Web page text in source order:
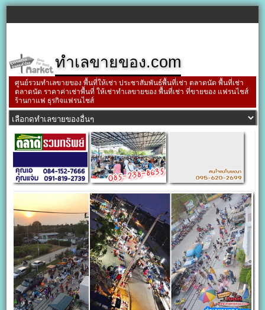
ทำเลขายของ.com
ศูนย์รวมทำเลขายของ พื้นที่ให้เช่า ประชาสัมพันธ์พื้นที่เช่า ตลาดนัด พื้นที่เช่า
ตลาดนัด ราคาค่าเช่าพื้นที่ ให้เช่าทำเลขายของ พื้นที่เช่า ที่ขายของ แฟรนไชส์
ร้านกาแฟ ธุรกิจแฟรนไชส์